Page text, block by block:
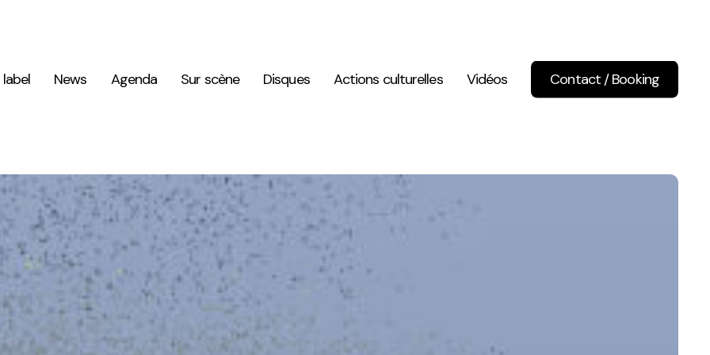
label
News Agenda Sur scène Disques Actions culturelles Vidéos Contact / Booking